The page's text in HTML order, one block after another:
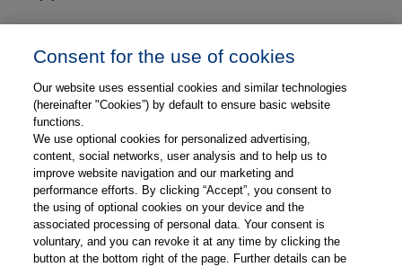
Karriere
Kontakt
Web-Semniare
Anwenderberichte
Partner
Consent for the use of cookies
Our website uses essential cookies and similar technologies
(hereinafter "Cookies”) by default to ensure basic website
functions.
We use optional cookies for personalized advertising,
content, social networks, user analysis and to help us to
improve website navigation and our marketing and
performance efforts. By clicking “Accept”, you consent to
the using of optional cookies on your device and the
associated processing of personal data. Your consent is
voluntary, and you can revoke it at any time by clicking the
button at the bottom right of the page. Further details can be